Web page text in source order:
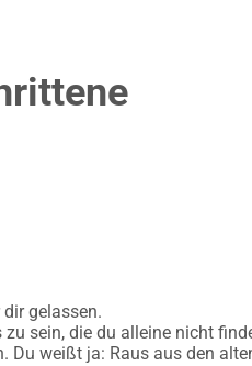
gelassen.
sein, die du alleine nicht
Du weißt ja: Raus aus den